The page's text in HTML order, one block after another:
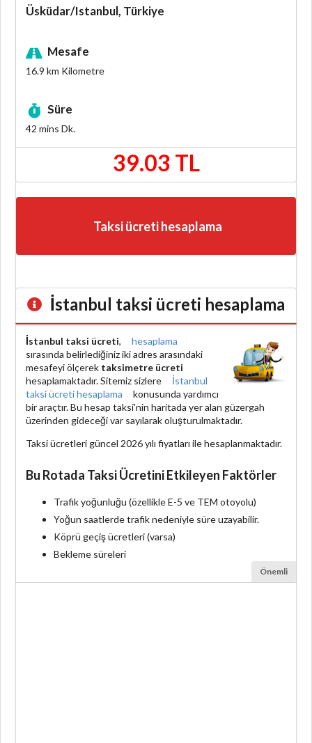
Üsküdar/Istanbul, Türkiye
Mesafe
16.9 km Kilometre
Süre
42 mins Dk.
39.03 TL
Taksi ücreti hesaplama
İstanbul taksi ücreti hesaplama
İstanbul taksi ücreti,
hesaplama
sırasında belirlediğiniz iki adres arasındaki
mesafeyi ölçerek taksimetre ücreti
hesaplamaktadır. Sitemiz sizlere
İstanbul
taksi ücreti hesaplama
konusunda yardımcı
bir araçtır. Bu hesap taksi'nin haritada yer alan güzergah
üzerinden gideceği var sayılarak oluşturulmaktadır.
Taksi ücretleri güncel 2026 yılı fiyatları ile hesaplanmaktadır.
Bu Rotada Taksi Ücretini Etkileyen Faktörler
Trafik yoğunluğu (özellikle E-5 ve TEM otoyolu)
Yoğun saatlerde trafik nedeniyle süre uzayabilir.
Köprü geçiş ücretleri (varsa)
Bekleme süreleri
Önemli